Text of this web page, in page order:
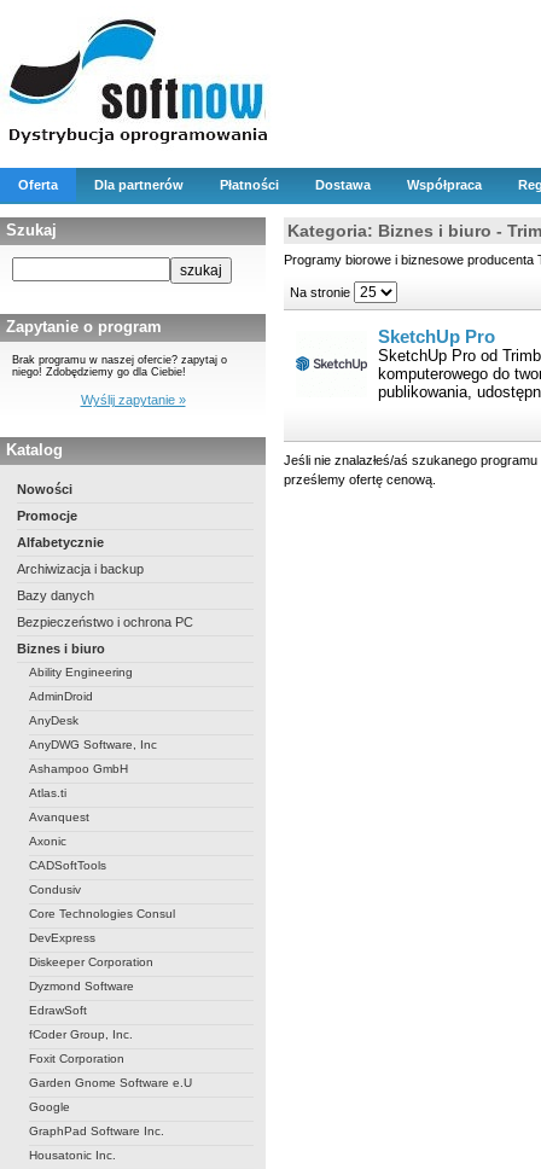
Oferta Dla partnerów Płatności Dostawa Współpraca
Szukaj
Zapytanie o program
Brak programu w naszej ofercie? zapytaj o
niego! Zdobędziemy go dla Ciebie!
Wyślij zapytanie »
Katalog
Nowości
Promocje
Alfabetycznie
Archiwizacja i backup
Bazy danych
Bezpieczeństwo i ochrona PC
Biznes i biuro
Ability Engineering
AdminDroid
AnyDesk
AnyDWG Software, Inc
Ashampoo GmbH
Atlas.ti
Avanquest
Axonic
CADSoftTools
Condusiv
Core Technologies Consul
DevExpress
Diskeeper Corporation
Dyzmond Software
EdrawSoft
fCoder Group, Inc.
Foxit Corporation
Garden Gnome Software e.U
Google
GraphPad Software Inc.
Housatonic Inc.
Kategoria: Biznes i biuro -
Programy biorowe i biznesowe producenta
Na stronie
SketchUp Pro
SketchUp Pro od
komputerowego do
publikowania,
Jeśli nie znalazłeś/aś szukanego
prześlemy ofertę cenową.